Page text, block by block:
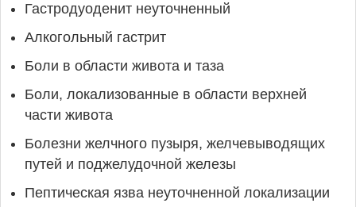
Гастродуоденит неуточненный
Алкогольный гастрит
Боли в области живота и таза
Боли, локализованные в области верхней
части живота
Болезни желчного пузыря, желчевыводящих
путей и поджелудочной железы
Пептическая язва неуточненной локализации